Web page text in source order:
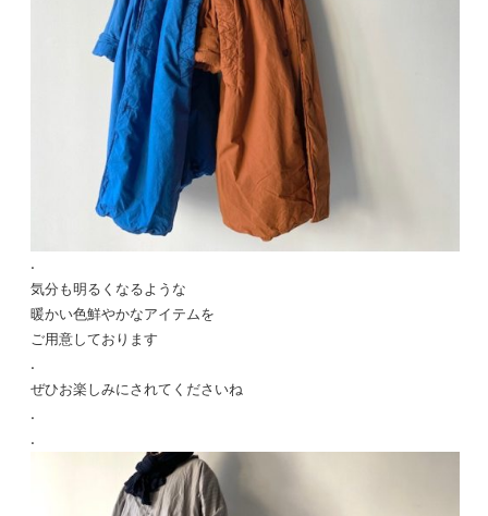
.
気分も明るくなるような
暖かい色鮮やかなアイテムを
ご用意しております
.
ぜひお楽しみにされてくださいね
.
.